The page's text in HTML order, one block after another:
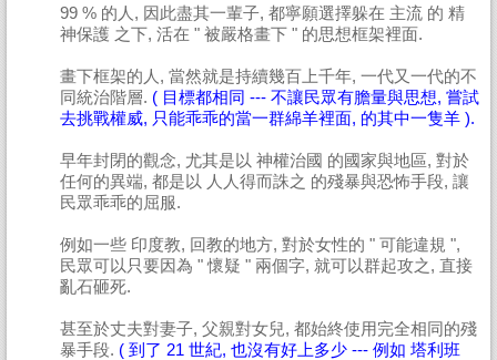
99 % 的人, 因此盡其一輩子, 都寧願選擇躲在 主流 的 精
神保護 之下, 活在 " 被嚴格畫下 " 的思想框架裡面.
畫下框架的人, 當然就是持續幾百上千年, 一代又一代的不
同統治階層. ( 目標都相同 --- 不讓民眾有膽量與思想, 嘗試
去挑戰權威, 只能乖乖的當一群綿羊裡面, 的其中一隻羊 ).
早年封閉的觀念, 尤其是以 神權治國 的國家與地區, 對於
任何的異端, 都是以 人人得而誅之 的殘暴與恐怖手段, 讓
民眾乖乖的屈服.
例如一些 印度教, 回教的地方, 對於女性的 " 可能違規 ",
民眾可以只要因為 " 懷疑 " 兩個字, 就可以群起攻之, 直接
亂石砸死.
甚至於丈夫對妻子, 父親對女兒, 都始終使用完全相同的殘
暴手段. ( 到了 21 世紀, 也沒有好上多少 --- 例如 塔利班